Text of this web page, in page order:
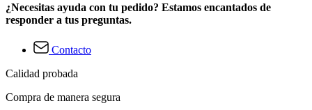
¿Necesitas ayuda con tu pedido? Estamos encantados de
responder a tus preguntas.
Contacto
Calidad probada
Compra de manera segura